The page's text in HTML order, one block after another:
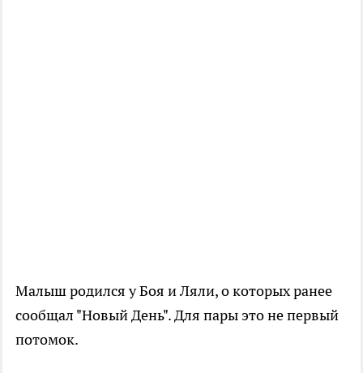
Малыш родился у Боя и Ляли, о которых ранее
сообщал "Новый День". Для пары это не первый
потомок.